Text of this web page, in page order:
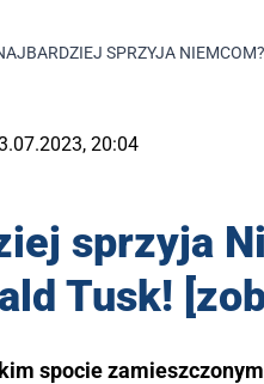
SPRZYJA
20:04
sprzyja
Tusk!
spocie